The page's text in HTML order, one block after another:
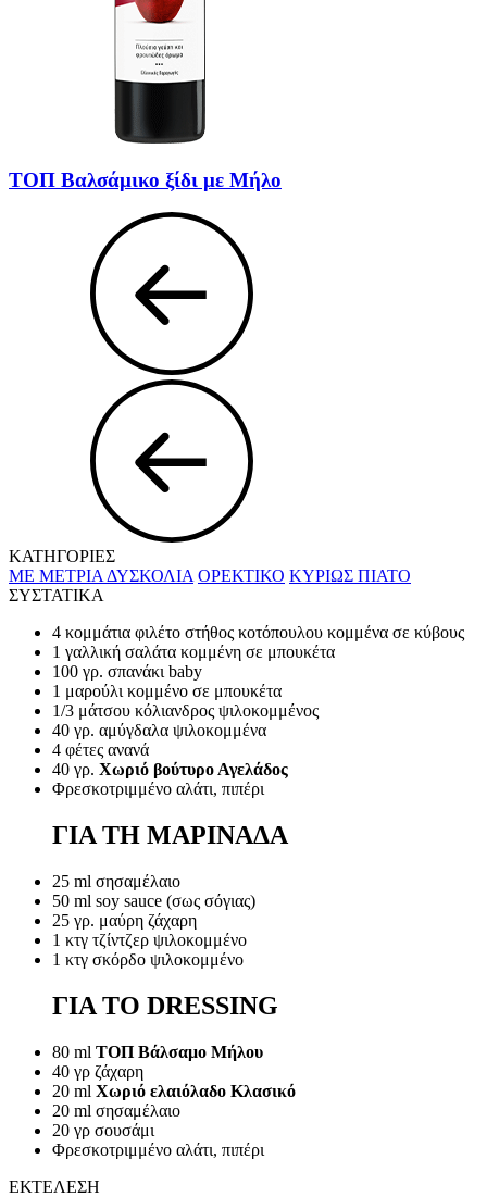
ΤΟΠ Βαλσάμικο ξίδι με Μήλο
ΚΑΤΗΓΟΡΙΕΣ
ΜΕ ΜΕΤΡΙΑ ΔΥΣΚΟΛΙΑ ΟΡΕΚΤΙΚΟ ΚΥΡΙΩΣ ΠΙΑΤΟ
ΣΥΣΤΑΤΙΚΑ
4 κομμάτια φιλέτο στήθος κοτόπουλου κομμένα σε κύβους
1 γαλλική σαλάτα κομμένη σε μπουκέτα
100 γρ. σπανάκι baby
1 μαρούλι κομμένο σε μπουκέτα
1/3 μάτσου κόλιανδρος ψιλοκομμένος
40 γρ. αμύγδαλα ψιλοκομμένα
4 φέτες ανανά
40 γρ. Χωριό βούτυρο Αγελάδος
Φρεσκοτριμμένο αλάτι, πιπέρι
ΓΙΑ ΤΗ ΜΑΡΙΝΑΔΑ
25 ml σησαμέλαιο
50 ml soy sauce (σως σόγιας)
25 γρ. μαύρη ζάχαρη
1 κτγ τζίντζερ ψιλοκομμένο
1 κτγ σκόρδο ψιλοκομμένο
ΓΙΑ ΤΟ DRESSING
80 ml ΤΟΠ Βάλσαμο Μήλου
40 γρ ζάχαρη
20 ml Χωριό ελαιόλαδο Κλασικό
20 ml σησαμέλαιο
20 γρ σουσάμι
Φρεσκοτριμμένο αλάτι, πιπέρι
ΕΚΤΕΛΕΣΗ